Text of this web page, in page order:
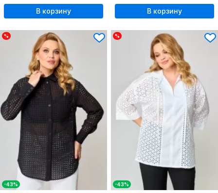
В корзину В корзину
%
-43%
%
-43%